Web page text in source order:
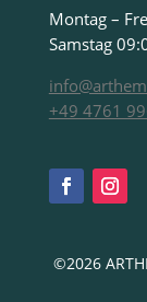
Montag –
Samstag
+49 4761
©2026